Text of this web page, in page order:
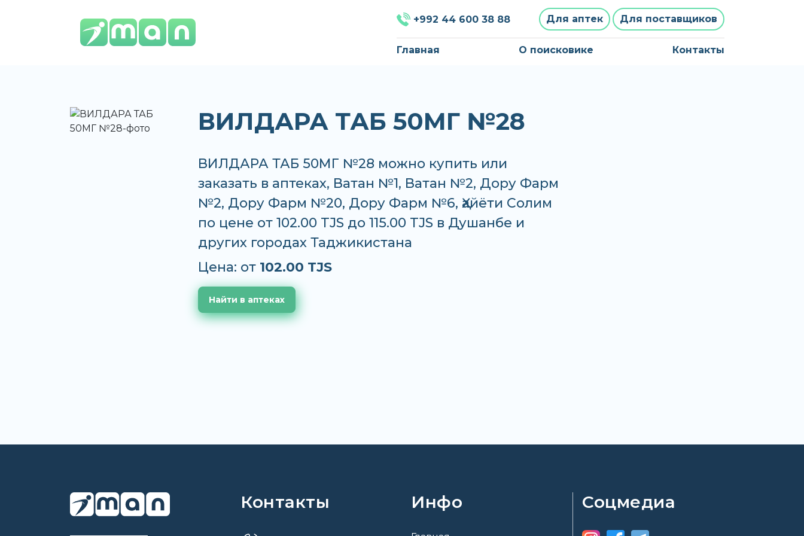
+992 44 600 38 88 Для аптек Для поставщиков
Главная О поисковике Контакты
ВИЛДАРА ТАБ 50МГ №28
ВИЛДАРА ТАБ 50МГ №28 можно купить или
заказать в аптеках, Ватан №1, Ватан №2, Дору Фарм
№2, Дору Фарм №20, Дору Фарм №6, Ҳайёти Солим
по цене от 102.00 TJS до 115.00 TJS в Душанбе и
других городах Таджикистана
Цена: от 102.00 TJS
Найти в аптеках
Контакты Инфо Соцмедиа